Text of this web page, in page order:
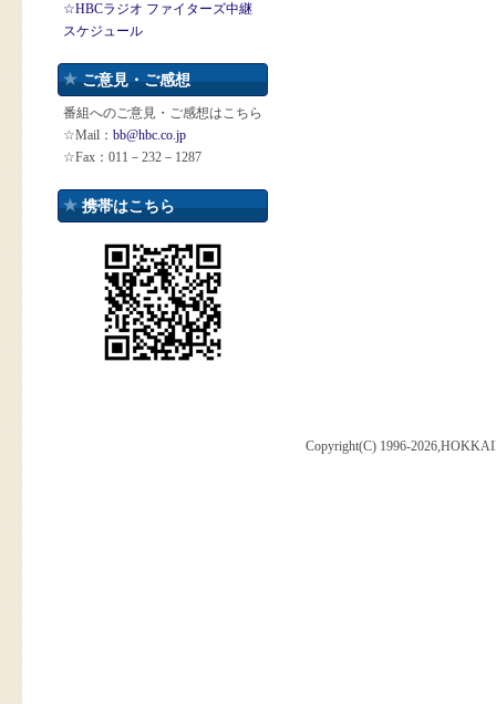
☆HBCラジオ ファイターズ中継
スケジュール
ご意見・ご感想
番組へのご意見・ご感想はこちら
☆Mail： bb@hbc.co.jp
☆Fax：011－232－1287
携帯はこちら
Copyright(C) 1996-